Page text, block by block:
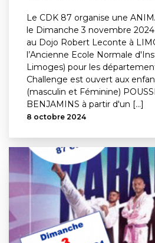
Le CDK 87 organise une
le Dimanche 3 novembre
au Dojo Robert Leconte à
l’Ancienne Ecole Normale
Limoges) pour les
Challenge est ouvert aux
(masculin et Féminine)
BENJAMINS à partir d'un [...]
8 octobre 2024